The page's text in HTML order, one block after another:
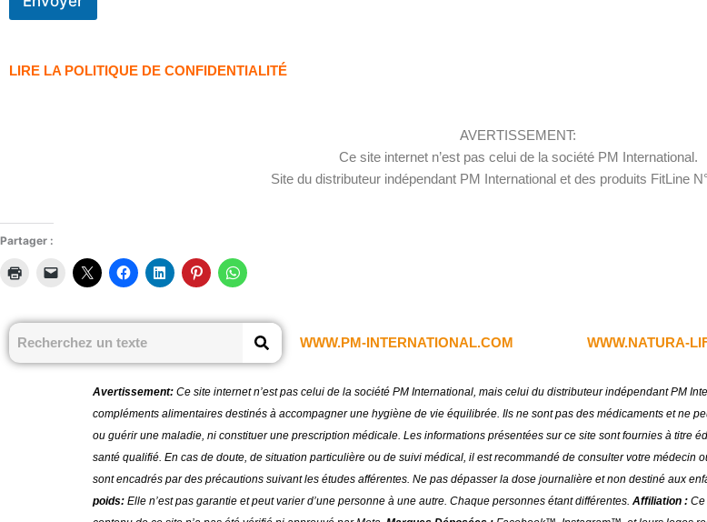
LIRE LA POLITIQUE DE CONFIDENTIALITÉ
AVERTISSEMENT:
Ce site internet n’est pas celui de la société PM International.
Site du distributeur indépendant PM International et des produits FitLine
Partager :
WWW.PM-INTERNATIONAL.COM WWW.NATURA-
Avertissement: Ce site internet n’est pas celui de la société PM International, mais celui du distributeur indépendant PM
compléments alimentaires destinés à accompagner une hygiène de vie équilibrée. Ils ne sont pas des médicaments et ne
ou guérir une maladie, ni constituer une prescription médicale. Les informations présentées sur ce site sont fournies à titre
santé qualifié. En cas de doute, de situation particulière ou de suivi médical, il est recommandé de consulter votre médecin
sont encadrés par des précautions suivant les études afférentes. Ne pas dépasser la dose journalière et non destiné aux
poids: Elle n’est pas garantie et peut varier d’une personne à une autre. Chaque personnes étant différentes. Affiliation : Ce